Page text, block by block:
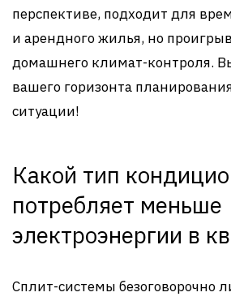
перспективе, подходит для
и арендного жилья, но
домашнего климат-контроля.
вашего горизонта
ситуации!
Какой тип
потребляет меньше
электроэнергии в
Сплит-системы безоговорочно